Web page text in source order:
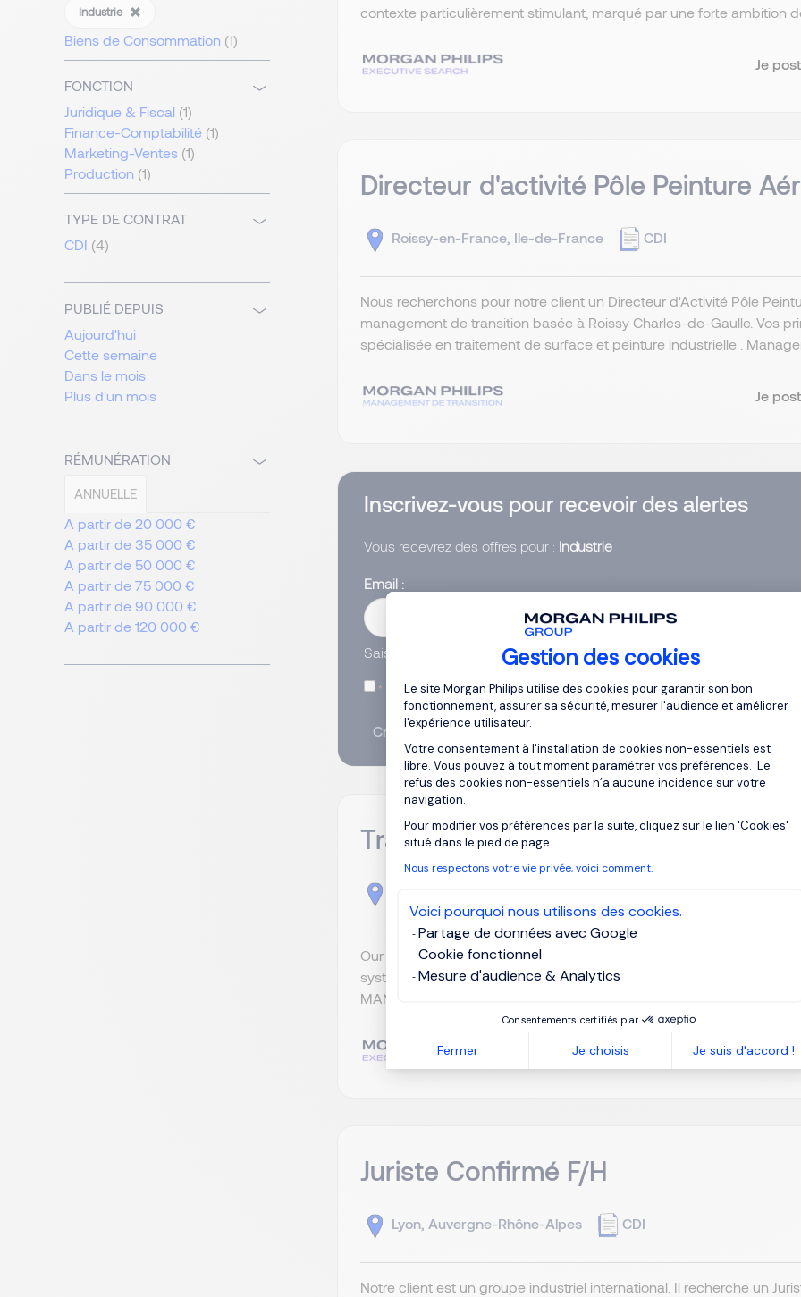
Gestion des cookies
Plateforme de Gestion du
Le site Morgan Philips utilise des cookies pour garantir son bon
fonctionnement, assurer sa sécurité, mesurer l'audience et améliorer
l'expérience utilisateur.
Votre consentement à l'installation de cookies non-essentiels est
libre. Vous pouvez à tout moment paramétrer vos préférences. Le
refus des cookies non-essentiels n’a aucune incidence sur votre
navigation.
Pour modifier vos préférences par la suite, cliquez sur le lien 'Cookies'
situé dans le pied de page.
Nous respectons votre vie privée, voici comment.
Voici pourquoi nous utilisons des cookies.
Partage de données avec Google
Cookie fonctionnel
Mesure d'audience & Analytics
Consentements certifiés par
Fermer Je choisis Je suis d'accord !
Axeptio consent
Industrie
Biens de Consommation (1)
FONCTION
Juridique & Fiscal (1)
Finance-Comptabilité (1)
Marketing-Ventes (1)
Production (1)
TYPE DE CONTRAT
CDI (4)
PUBLIÉ DEPUIS
Aujourd'hui
Cette semaine
Dans le mois
Plus d'un mois
RÉMUNÉRATION
ANNUELLE
A partir de 20 000 €
A partir de 35 000 €
A partir de 50 000 €
A partir de 75 000 €
A partir de 90 000 €
A partir de 120 000 €
contexte particulièrement stimulant, marqué par une forte ambition de
Je
Directeur d'activité Pôle Peinture
Roissy-en-France, Ile-de-France CDI
Nous recherchons pour notre client un Directeur d'Activité Pôle
management de transition basée à Roissy Charles-de-Gaulle. Vos
spécialisée en traitement de surface et peinture industrielle . Manager
Je
Inscrivez-vous pour recevoir des alertes
Vous recevrez des offres pour : Industrie
Email
Saisissez votre adresse email
J’ai lu et j’accepte laPolitique Informatique et Libertés.
Créer vos alertes
Trade Marketing & Communication
Our client is a Multinational leading global designer, manufacturer,
systems. Based on the Group’s growth plans in Europe, is looking for
MANAGER EUROPE Location: Madrid or France (Lyon area)
Je
Juriste Confirmé F/H
Lyon, Auvergne-Rhône-Alpes CDI
Notre client est un groupe industriel international. Il recherche un